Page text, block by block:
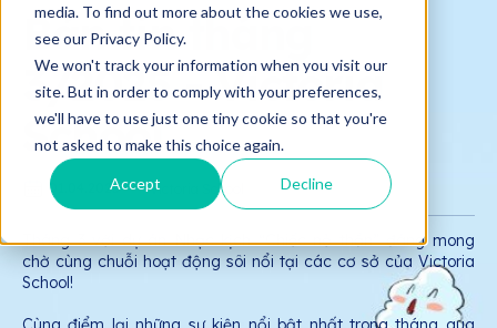
media. To find out more about the cookies we use,
see our Privacy Policy.
We won't track your information when you visit our
site. But in order to comply with your preferences,
we'll have to use just one tiny cookie so that you're
not asked to make this choice again.
Accept Decline
BLOG YÊU CON
BẢN TIN VICTORIA
Bản tin tháng
3/2025 - Victoria
School
01.04.2025 Victoria School
Tháng 3 với dự án Nhạc kịch “Chiếc nỏ thần” đáng mong
chờ cùng chuỗi hoạt động sôi nổi tại các cơ sở của Victoria
School!